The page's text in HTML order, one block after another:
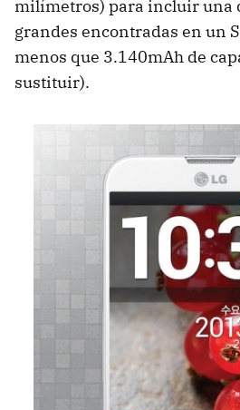
milímetros) para incluir una
grandes encontradas en un
menos que 3.140mAh de
sustituir).